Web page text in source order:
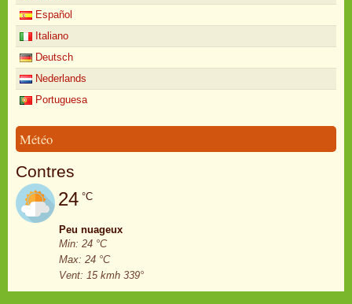
Español
Italiano
Deutsch
Nederlands
Portuguesa
Météo
Contres
24 °C
Peu nuageux
Min: 24 °C
Max: 24 °C
Vent: 15 kmh 339°